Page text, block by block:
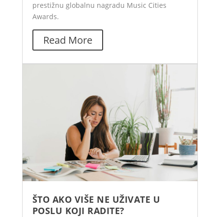
prestižnu globalnu nagradu Music Cities
Awards.
Read More
ŠTO AKO VIŠE NE UŽIVATE U
POSLU KOJI RADITE?